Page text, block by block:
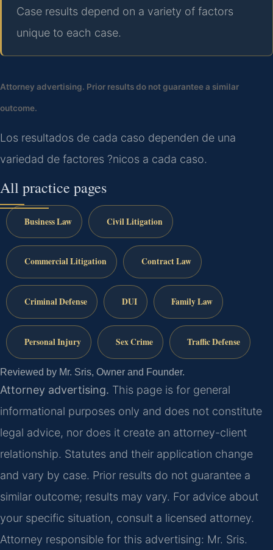
Case results depend on a variety of factors
unique to each case.
Attorney advertising. Prior results do not guarantee a similar
outcome.
Los resultados de cada caso dependen de una
variedad de factores ?nicos a cada caso.
All practice pages
Business Law Civil Litigation
Commercial Litigation Contract Law
Criminal Defense DUI Family Law
Personal Injury Sex Crime Traffic Defense
Reviewed by Mr. Sris, Owner and Founder.
Attorney advertising. This page is for general
informational purposes only and does not constitute
legal advice, nor does it create an attorney-client
relationship. Statutes and their application change
and vary by case. Prior results do not guarantee a
similar outcome; results may vary. For advice about
your specific situation, consult a licensed attorney.
Attorney responsible for this advertising: Mr. Sris.